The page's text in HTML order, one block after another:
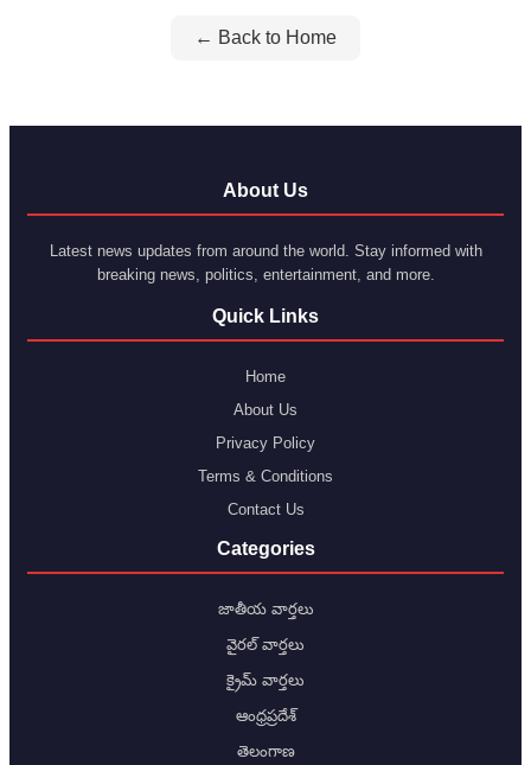
← Back to Home
About Us
Latest news updates from around the world. Stay informed with
breaking news, politics, entertainment, and more.
Quick Links
Home
About Us
Privacy Policy
Terms & Conditions
Contact Us
Categories
జాతీయ వార్తలు
వైరల్ వార్తలు
క్రైమ్ వార్తలు
ఆంధ్రప్రదేశ్
తెలంగాణ